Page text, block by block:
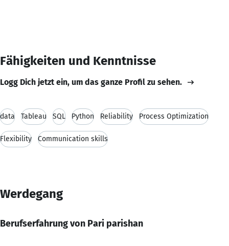
Fähigkeiten und Kenntnisse
Logg Dich jetzt ein, um das ganze Profil zu sehen.
data Tableau SQL Python Reliability Process Optimization
Flexibility Communication skills
Werdegang
Berufserfahrung von Pari parishan